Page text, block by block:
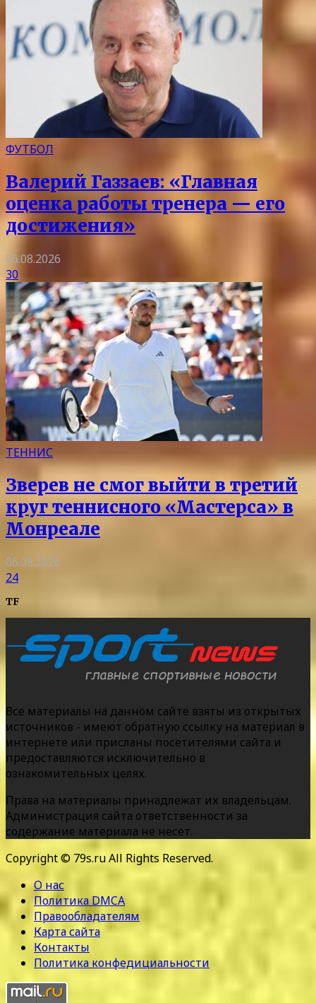
ФУТБОЛ
Валерий Газзаев: «Главная
оценка работы тренера — его
достижения»
06.08.2026
30
ТЕННИС
Зверев не смог выйти в третий
круг теннисного «Мастерса» в
Монреале
06.08.2026
24
TF
Все материалы на данном сайте взяты из открытых
источников - имеют обратную ссылку на материал в
интернете или присланы посетителями сайта и
предоставляются исключительно в
ознакомительных целях.
Права на материалы принадлежат их владельцам.
Администрация сайта ответственности за
содержание материала не несет.
Copyright © 79s.ru All Rights Reserved.
О нас
Политика DMCA
Правообладателям
Карта сайта
Контакты
Политика конфедициальности